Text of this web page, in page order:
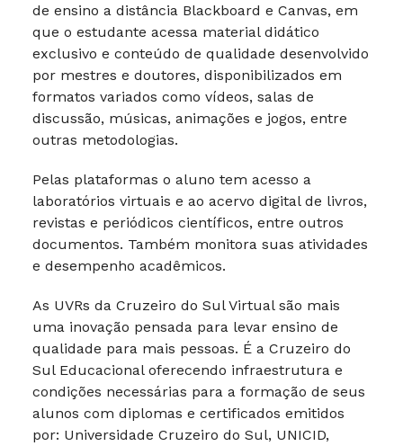
de ensino a distância Blackboard e Canvas, em
que o estudante acessa material didático
exclusivo e conteúdo de qualidade desenvolvido
por mestres e doutores, disponibilizados em
formatos variados como vídeos, salas de
discussão, músicas, animações e jogos, entre
outras metodologias.
Pelas plataformas o aluno tem acesso a
laboratórios virtuais e ao acervo digital de livros,
revistas e periódicos científicos, entre outros
documentos. Também monitora suas atividades
e desempenho acadêmicos.
As UVRs da Cruzeiro do Sul Virtual são mais
uma inovação pensada para levar ensino de
qualidade para mais pessoas. É a Cruzeiro do
Sul Educacional oferecendo infraestrutura e
condições necessárias para a formação de seus
alunos com diplomas e certificados emitidos
por: Universidade Cruzeiro do Sul, UNICID,